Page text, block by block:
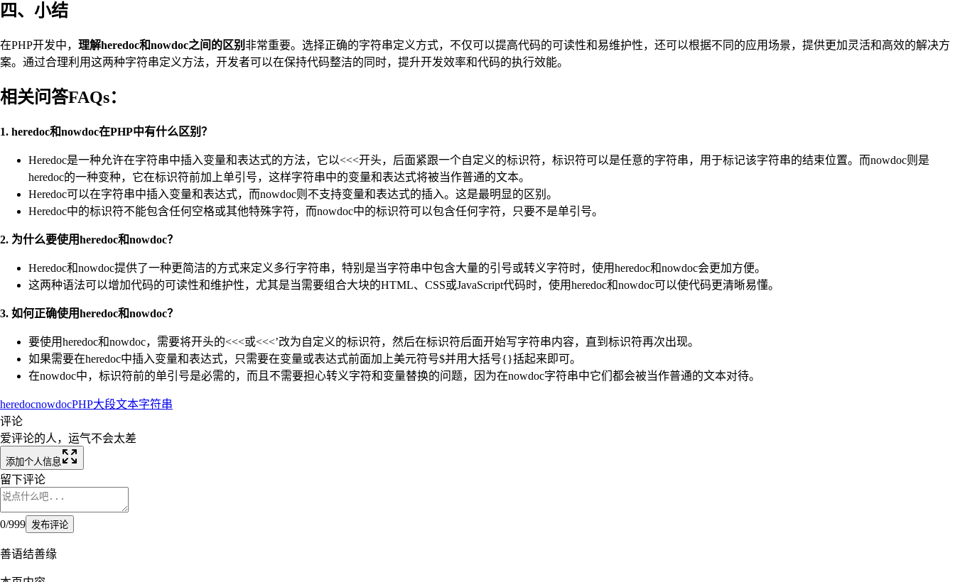
四、小结
在PHP开发中， 理解heredoc和nowdoc之间的区别 非常重要。选择正确的字符串定义方式，不仅可以提高代码的可读性和易维护性，还可以根据不同的应用场景，提供更加灵活和高效的解决方
案。通过合理利用这两种字符串定义方法，开发者可以在保持代码整洁的同时，提升开发效率和代码的执行效能。
相关问答FAQs：
1. heredoc和nowdoc在PHP中有什么区别？
Heredoc是一种允许在字符串中插入变量和表达式的方法，它以<<<开头，后面紧跟一个自定义的标识符，标识符可以是任意的字符串，用于标记该字符串的结束位置。而nowdoc则是
heredoc的一种变种，它在标识符前加上单引号，这样字符串中的变量和表达式将被当作普通的文本。
Heredoc可以在字符串中插入变量和表达式，而nowdoc则不支持变量和表达式的插入。这是最明显的区别。
Heredoc中的标识符不能包含任何空格或其他特殊字符，而nowdoc中的标识符可以包含任何字符，只要不是单引号。
2. 为什么要使用heredoc和nowdoc？
Heredoc和nowdoc提供了一种更简洁的方式来定义多行字符串，特别是当字符串中包含大量的引号或转义字符时，使用heredoc和nowdoc会更加方便。
这两种语法可以增加代码的可读性和维护性，尤其是当需要组合大块的HTML、CSS或JavaScript代码时，使用heredoc和nowdoc可以使代码更清晰易懂。
3. 如何正确使用heredoc和nowdoc？
要使用heredoc和nowdoc，需要将开头的<<<或<<<’改为自定义的标识符，然后在标识符后面开始写字符串内容，直到标识符再次出现。
如果需要在heredoc中插入变量和表达式，只需要在变量或表达式前面加上美元符号$并用大括号{}括起来即可。
在nowdoc中，标识符前的单引号是必需的，而且不需要担心转义字符和变量替换的问题，因为在nowdoc字符串中它们都会被当作普通的文本对待。
heredocnowdocPHP大段文本字符串
评论
爱评论的人，运气不会太差
添加个人信息
留下评论
0/999 发布评论
善语结善缘